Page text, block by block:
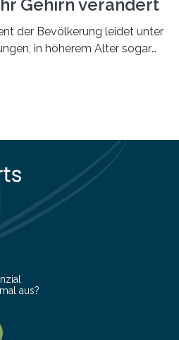
Gehirn verändert
der Bevölkerung leidet unter
in höherem Alter sogar
ein kurzfristiges Schlafdefizit:
einer aktuellen Metastudie
beteiligten Gehirnregionen
Ergebnisse der Studie
Psychiatry
aus?